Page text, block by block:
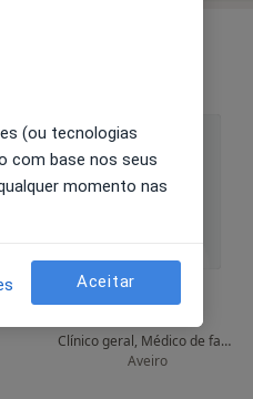
Abel Rito
Clínico geral, Médico de família
Aveiro
(ou tecnologias
com base nos seus
momento nas
Aceitar